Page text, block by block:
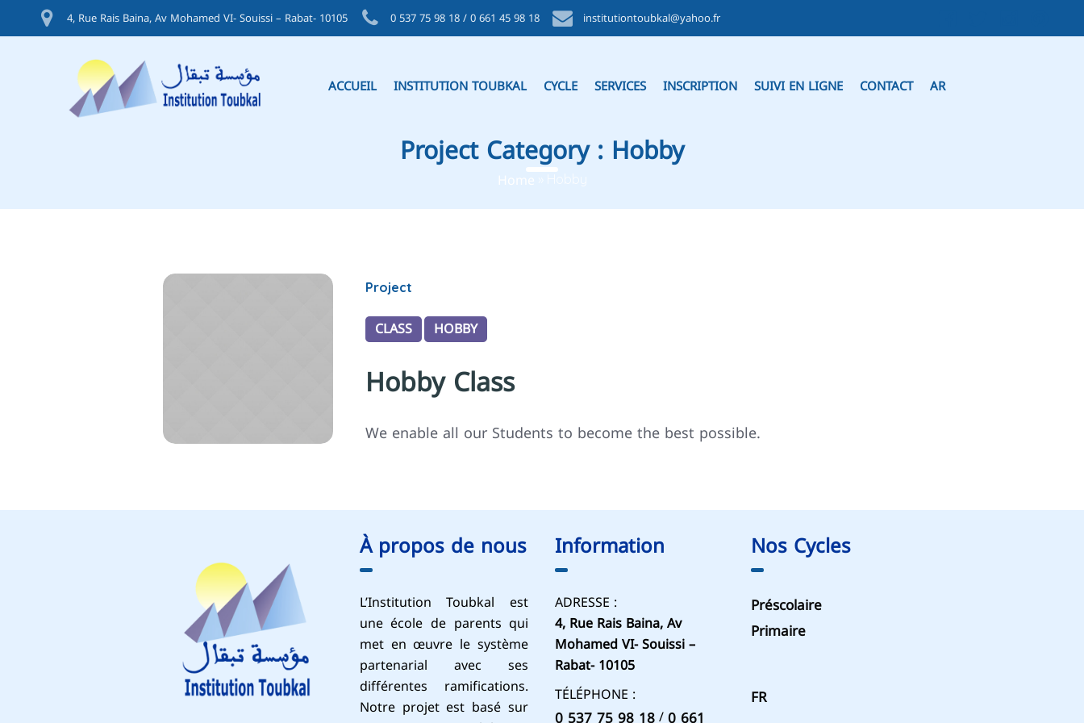
4, Rue Rais Baina, Av Mohamed VI- Souissi – Rabat- 10105 0 537 75 98 18 / 0 661 45 98 18 institutiontoubkal@yahoo.fr
ACCUEIL INSTITUTION TOUBKAL CYCLE SERVICES INSCRIPTION SUIVI EN LIGNE CONTACT AR
Project Category : Hobby
Home
Project
CLASS HOBBY
Hobby Class
We enable all our Students to become the best possible.
À propos de nous
L’Institution Toubkal est
une école de parents qui
met en œuvre le système
partenarial avec ses
différentes ramifications.
Notre projet est basé sur
Information
ADRESSE :
4, Rue Rais Baina, Av
Mohamed VI- Souissi –
Rabat- 10105
TÉLÉPHONE :
/
Nos Cycles
Préscolaire
Primaire
FR